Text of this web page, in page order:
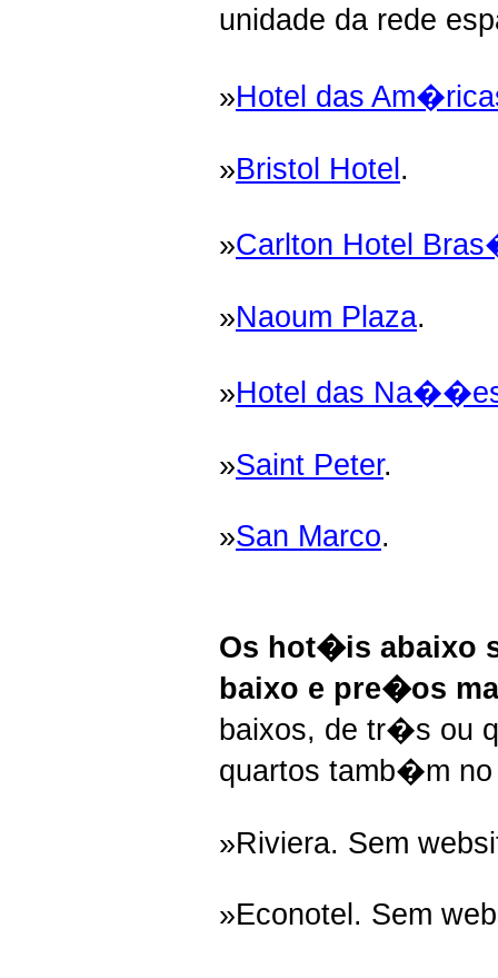
unidade da rede
»Hotel das
»Bristol Hotel.
»Carlton Hotel
»Naoum Plaza.
»Hotel das
»Saint Peter.
»San Marco.
Os hot�is abaixo
baixo e pre�os
baixos, de tr�s ou
quartos tamb�m
»Riviera. Sem
»Econotel. Sem